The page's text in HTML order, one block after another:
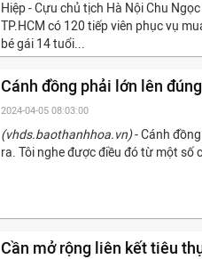
Hiệp - Cựu chủ tịch Hà Nội Chu
TP.HCM có 120 tiếp viên phục vụ
bé gái 14 tuổi...
Cánh đồng phải lớn lên
2024-04-05 08:03:00
(vhds.baothanhhoa.vn)- Cánh
ra. Tôi nghe được điều đó từ một số
Cần mở rộng liên kết tiêu